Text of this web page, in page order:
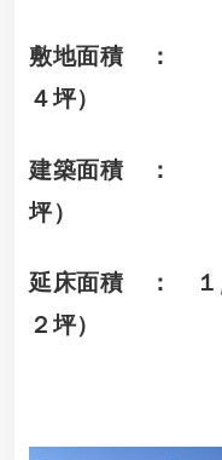
敷地面積 ： ５
４坪）
建築面積 ： ２
坪）
延床面積 ： １,
２坪）